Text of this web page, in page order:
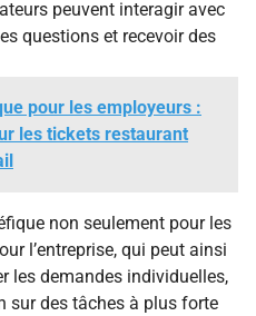
peuvent interagir avec
questions et recevoir des
pour les employeurs :
les tickets restaurant
non seulement pour les
l’entreprise, qui peut ainsi
les demandes individuelles,
sur des tâches à plus forte